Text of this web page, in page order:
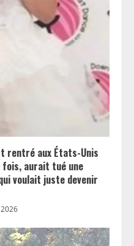
rentré aux États-Unis
fois, aurait tué une
voulait juste devenir